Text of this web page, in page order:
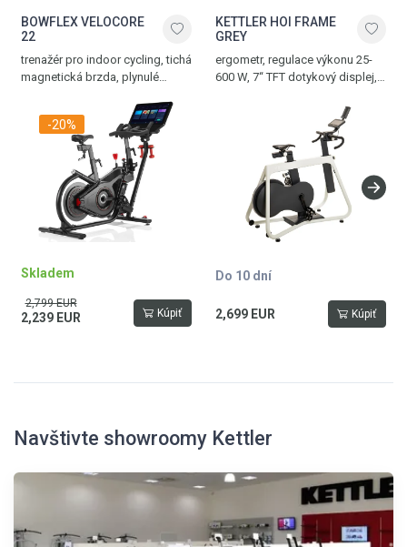
BOWFLEX VELOCORE
22
trenažér pro indoor cycling, tichá
magnetická brzda, plynulé
bezpečnostní rychlobrzda, 22“
HD displej, Bluetooth rozhraní
pro tréninkové aplikace JRNY
(aplikace je na 2 měsíce
zdarma), Zwift® nebo
Peloton®, USB port, bezdrátový
Bluetooth náramek na ruku
součástí, reproduktory, držáky
hmotnost 71,8 kg, nosnost 147
-20%
Skladem
2,799 EUR
2,239 EUR Kúpiť
KETTLER HOI FRAME
GREY
ergometr, regulace výkonu 25-
600 W, 7“ TFT dotykový displej,
Bluetooth rozhraní pro populární
tréninkové aplikace, paměť
pro 4 osoby a 1 hosta, plně
nastavitelný, kombinované SPD
pedály, nosnost 130 kg,
hmotnost 48 kg, grey
Do 10 dní
2,699 EUR Kúpiť
Navštivte showroomy Kettler